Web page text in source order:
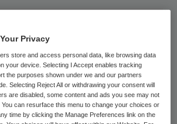
Privacy
store and access personal data, like browsing data
your device. Selecting I Accept enables tracking
the purposes shown under we and our partners
Selecting Reject All or withdrawing your consent will
are disabled, some content and ads you see may not
can resurface this menu to change your choices or
time by clicking the Manage Preferences link on the